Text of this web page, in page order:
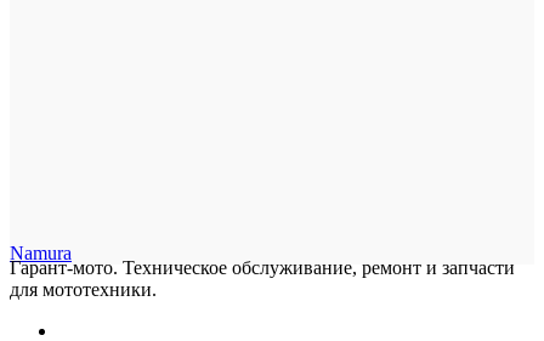
Namura
Гарант-мото. Техническое обслуживание, ремонт и запчасти
для мототехники.